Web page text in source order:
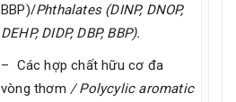
BBP)/Phthalates(DINP, DNOP,
DEHP, DIDP, DBP, BBP).
– Các hợp chất hữu cơ đa
vòng thơm /Polycylic aromatic